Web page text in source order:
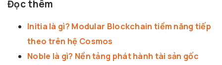
Đọc thêm
Initia là gì? Modular Blockchain tiềm năng tiếp
theo trên hệ Cosmos
Noble là gì? Nền tảng phát hành tài sản gốc